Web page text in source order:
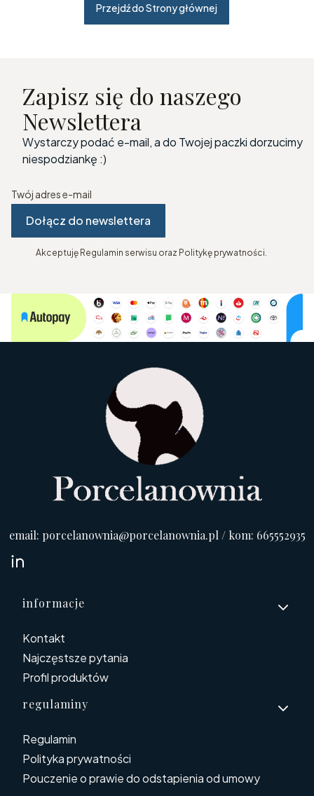
Przejdź do Strony głównej
Zapisz się do naszego
Newslettera
Wystarczy podać e-mail, a do Twojej paczki dorzucimy
niespodziankę :)
Twój adres e-mail
Dołącz do newslettera
Akceptuję Regulamin serwisu oraz Politykę prywatności.
email: porcelanownia@porcelanownia.pl / kom: 665552935
Linki w stopce
informacje
Kontakt
Najczęstsze pytania
Profil produktów
regulaminy
Regulamin
Polityka prywatności
Pouczenie o prawie do odstapienia od umowy